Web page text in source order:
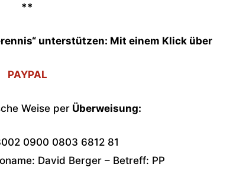
**
unterstützen: Mit einem Klick über
PAYPAL
Weise perÜberweisung:
0900 0803 6812 81
David Berger – Betreff: PP